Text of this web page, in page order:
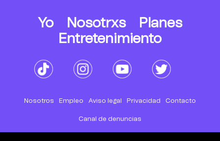
Yo Nosotrxs
Planes
Entretenimiento
Nosotros Empleo Aviso legal Privacidad Contacto
Canal de denuncias